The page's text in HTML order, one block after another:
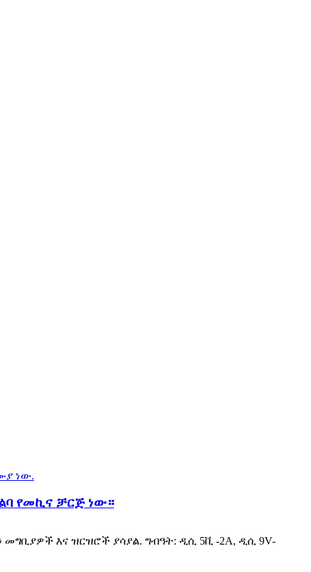
የመኪና ቻርጅ ነው።
መግቢያዎች እና ዝርዝሮች ያሳያል. ግብዓት: ዲሲ 5ቪ -2A, ዲሲ 9V-